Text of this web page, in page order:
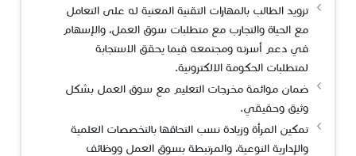
تزويد الطالب بالمهارات التقنية المعنية له على التعامل
مع الحياة والتجارب مع متطلبات سوق العمل، والإسهام
في دعم أسرته ومجتمعه فيما يحقق الاستجابة
لمتطلبات الحكومة الالكترونية.
ضمان موائمة مخرجات التعليم مع سوق العمل بشكل
وثيق وحقيقي.
تمكين المرأة وزيادة نسب التحاقها بالتخصصات العلمية
والإدارية النوعية، والمرتبطة بسوق العمل ووظائف